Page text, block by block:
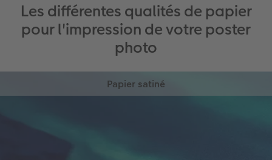
Les différentes qualités de papier
pour l'impression de votre poster
photo